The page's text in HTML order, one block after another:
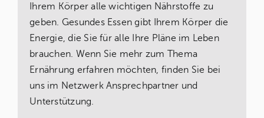
Ihrem Körper alle wichtigen Nährstoffe zu
geben. Gesundes Essen gibt Ihrem Körper die
Energie, die Sie für alle Ihre Pläne im Leben
brauchen. Wenn Sie mehr zum Thema
Ernährung erfahren möchten, finden Sie bei
uns im Netzwerk Ansprechpartner und
Unterstützung.